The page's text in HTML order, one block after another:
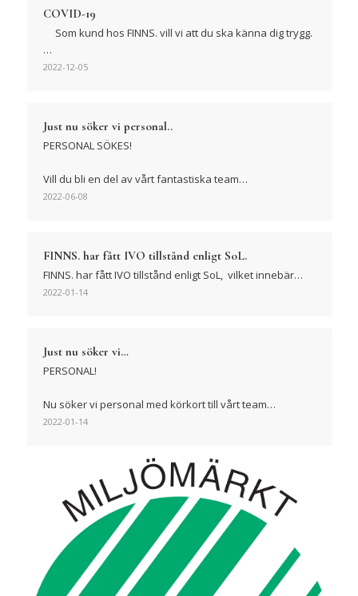
COVID-19
Som kund hos FINNS. vill vi att du ska känna dig trygg.
…
2022-12-05
Just nu söker vi personal..
PERSONAL SÖKES!
Vill du bli en del av vårt fantastiska team…
2022-06-08
FINNS. har fått IVO tillstånd enligt SoL.
FINNS. har fått IVO tillstånd enligt SoL, vilket innebär…
2022-01-14
Just nu söker vi…
PERSONAL!
Nu söker vi personal med körkort till vårt team…
2022-01-14